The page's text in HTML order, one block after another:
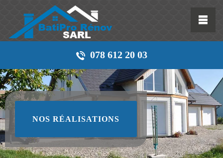
078 612 20 03
NOS RÉALISATIONS